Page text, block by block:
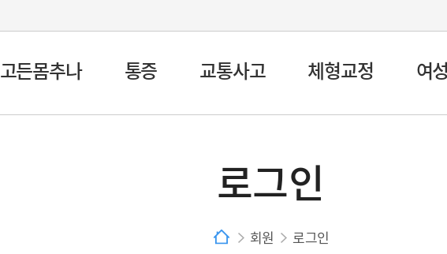
고든몸추나 통증 교통사고 체형교정 여
로그인
회원 로그인